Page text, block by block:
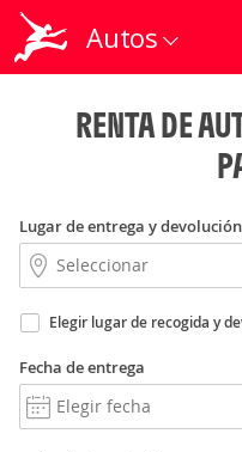
Autos
RENTA DE
Lugar de entrega y devolución
Elegir lugar de recogida y
Fecha de entrega